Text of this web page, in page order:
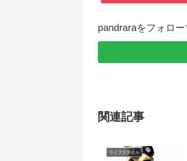
pandraraをフォロー
関連記事
ライフスタイル